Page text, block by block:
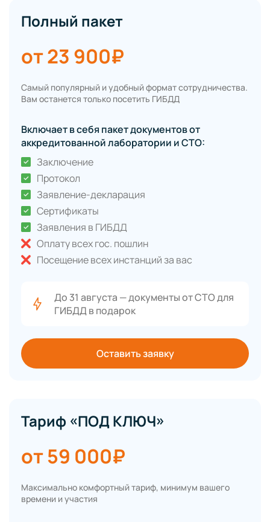
Полный пакет
от 23 900₽
Самый популярный и удобный формат сотрудничества.
Вам останется только посетить ГИБДД
Включает в себя пакет документов от
аккредитованной лаборатории и СТО:
Заключение
Протокол
Заявление-декларация
Сертификаты
Заявления в ГИБДД
Оплату всех гос. пошлин
Посещение всех инстанций за вас
До 31 августа — документы от СТО для
ГИБДД в подарок
Оставить заявку
Тариф «ПОД КЛЮЧ»
от 59 000₽
Максимально комфортный тариф, минимум вашего
времени и участия